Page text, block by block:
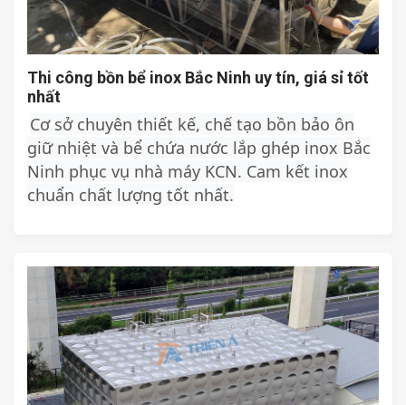
Thi công bồn bể inox Bắc Ninh uy tín, giá sỉ tốt
nhất
Cơ sở chuyên thiết kế, chế tạo bồn bảo ôn
giữ nhiệt và bể chứa nước lắp ghép inox Bắc
Ninh phục vụ nhà máy KCN. Cam kết inox
chuẩn chất lượng tốt nhất.